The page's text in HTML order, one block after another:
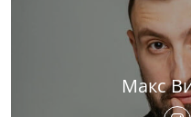
Макс